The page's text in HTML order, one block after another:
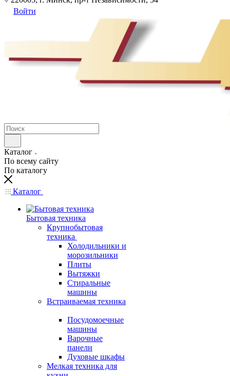
Войти
Каталог
По всему сайту
По каталогу
Каталог
Бытовая техника
Крупнобытовая
техника
Холодильники и
морозильники
Плиты
Вытяжки
Стиральные
машины
Встраиваемая техника
Посудомоечные
машины
Варочные
панели
Духовые шкафы
Мелкая техника для